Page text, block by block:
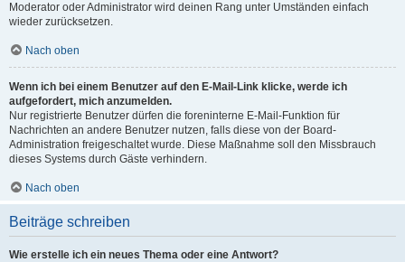
Moderator oder Administrator wird deinen Rang unter Umständen einfach
wieder zurücksetzen.
Nach oben
Wenn ich bei einem Benutzer auf den E-Mail-Link klicke, werde ich
aufgefordert, mich anzumelden.
Nur registrierte Benutzer dürfen die foreninterne E-Mail-Funktion für
Nachrichten an andere Benutzer nutzen, falls diese von der Board-
Administration freigeschaltet wurde. Diese Maßnahme soll den Missbrauch
dieses Systems durch Gäste verhindern.
Nach oben
Beiträge schreiben
Wie erstelle ich ein neues Thema oder eine Antwort?